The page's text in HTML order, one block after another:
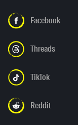
Facebook
Threads
TikTok
Reddit